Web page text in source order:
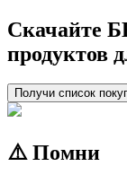
Скачайте
продуктов
Получи список
⚠️ Помни